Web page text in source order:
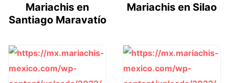
Mariachis en
Santiago Maravatío
Mariachis en Silao